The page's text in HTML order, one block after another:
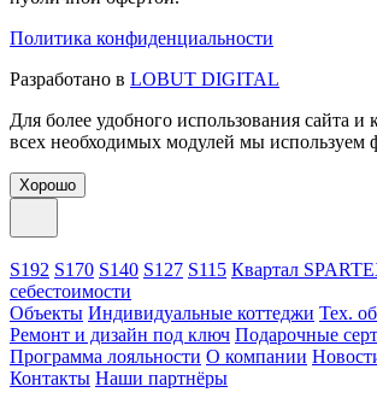
Политика конфиденциальности
Разработано в LOBUT DIGITAL
Для более удобного использования сайта и
всех необходимых модулей мы используем
Хорошо
S192 S170 S140 S127 S115 Квартал
себестоимости
Объекты Индивидуальные коттеджи Тех.
Ремонт и дизайн под ключ Подарочные
Программа лояльности О компании
Контакты Наши партнёры